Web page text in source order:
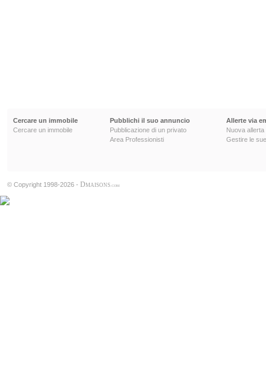
Cercare un immobile
Cercare un immobile
Pubblichi il suo annuncio
Pubblicazione di un privato
Area Professionisti
Allerte via
Nuova allerta
Gestire le
© Copyright 1998-2026 - DMAISONS .COM